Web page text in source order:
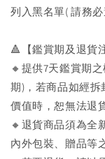
列入黑名單( 請務
🔺【鑑賞期及退貨
🔸提供7天鑑賞期
期)，若商品如經
價值時，恕無法退
🔸退貨商品須為全
內外包裝、贈品等